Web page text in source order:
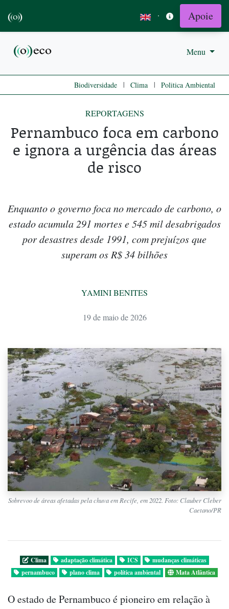
· Apoie
Menu
Biodiversidade | Clima | Politica Ambiental
REPORTAGENS
Pernambuco foca em carbono
e ignora a urgência das áreas
de risco
Enquanto o governo foca no mercado de carbono, o
estado acumula 291 mortes e 545 mil desabrigados
por desastres desde 1991, com prejuízos que
superam os R$ 34 bilhões
YAMINI BENITES
19 de maio de 2026
Sobrevoo de áreas afetadas pela chuva em Recife, em 2022. Foto: Clauber Cleber
Caetano/PR
Clima adaptação climática ICS
mudanças climáticas
pernambuco
plano clima política ambiental Mata Atlântica
O estado de Pernambuco é pioneiro em relação à